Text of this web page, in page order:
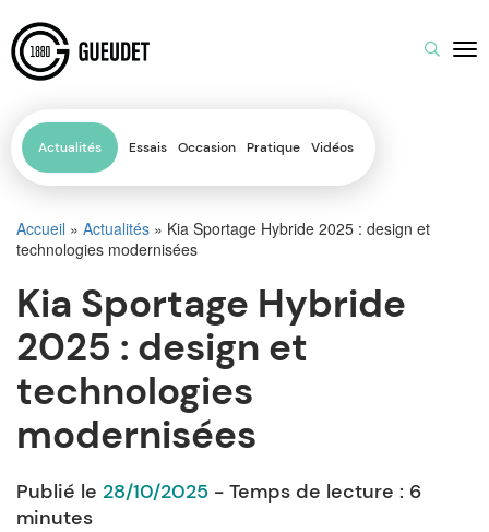
Actualités Essais Occasion Pratique Vidéos
Accueil » Actualités » Kia Sportage Hybride 2025 : design et
technologies modernisées
Kia Sportage Hybride
2025 : design et
technologies
modernisées
Publié le 28/10/2025 - Temps de lecture : 6
minutes